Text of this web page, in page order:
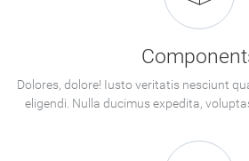
Dolores, dolore! Iusto veritatis nesciunt
eligendi. Nulla ducimus expedita,